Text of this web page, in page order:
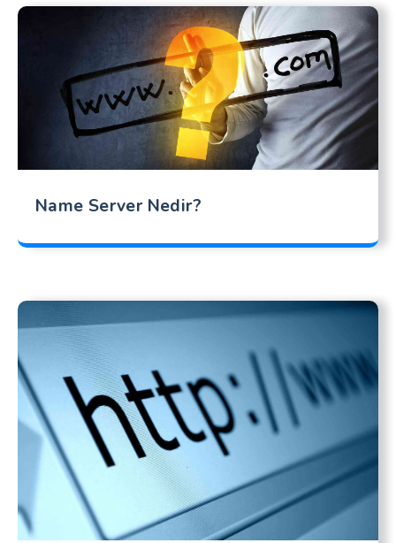
Name Server Nedir?